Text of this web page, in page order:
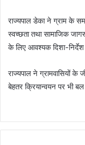
राज्यपाल डेका ने ग्राम के
स्वच्छता तथा सामाजिक
के लिए आवश्यक दिशा-निर्देश
राज्यपाल ने ग्रामवासियों
बेहतर क्रियान्वयन पर भी बल